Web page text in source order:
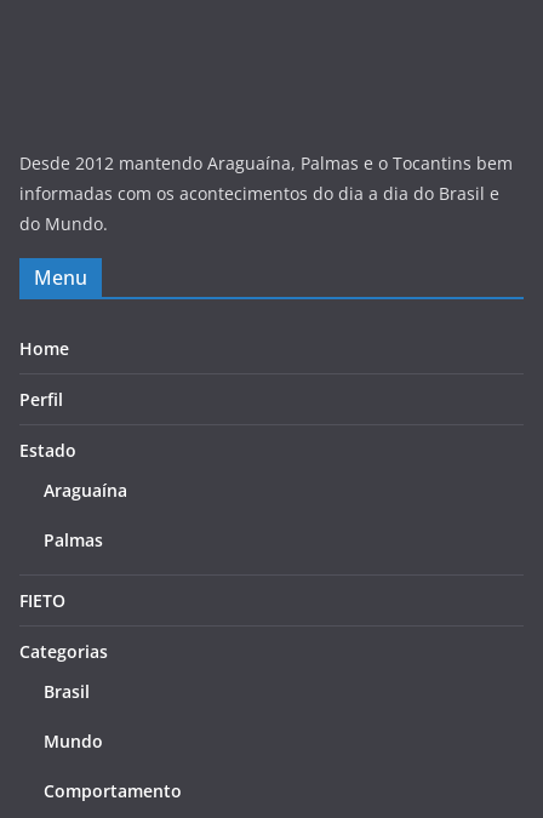
Desde 2012 mantendo Araguaína, Palmas e o Tocantins bem
informadas com os acontecimentos do dia a dia do Brasil e
do Mundo.
Menu
Home
Perfil
Estado
Araguaína
Palmas
FIETO
Categorias
Brasil
Mundo
Comportamento